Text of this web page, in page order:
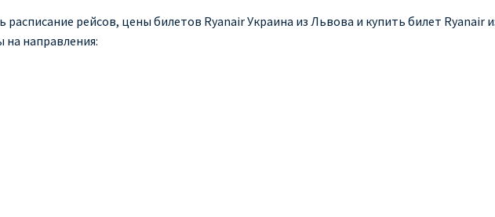
расписание рейсов, цены билетов Ryanair Украина из Львова и купить билет Ryanair
на направления: